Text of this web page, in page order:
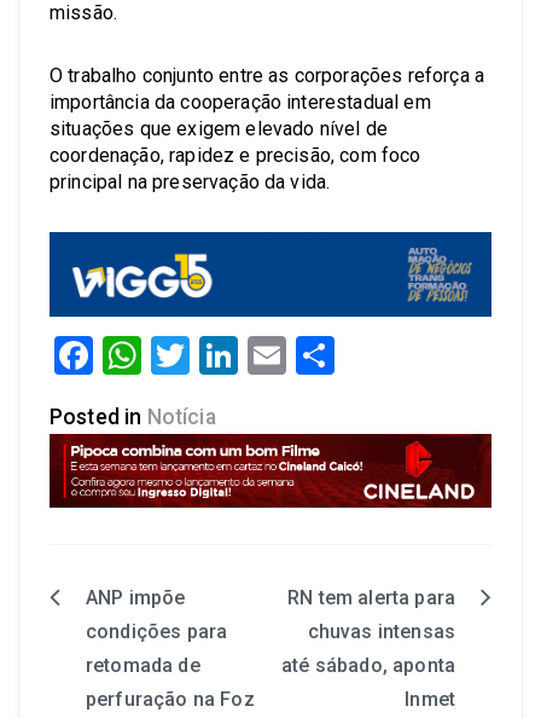
missão.
O trabalho conjunto entre as corporações reforça a
importância da cooperação interestadual em
situações que exigem elevado nível de
coordenação, rapidez e precisão, com foco
principal na preservação da vida.
Facebook
WhatsApp
Twitter
LinkedIn
Email
Posted in Notícia
ANP impõe
condições para
retomada de
perfuração na Foz
RN tem alerta para
chuvas intensas
até sábado, aponta
Inmet